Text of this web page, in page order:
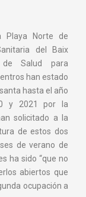
Playa Norte de
del Baix
Salud para
han estado
hasta el año
y 2021 por la
solicitado a la
de estos dos
de verano de
ha sido “que no
abiertos que
ocupación a